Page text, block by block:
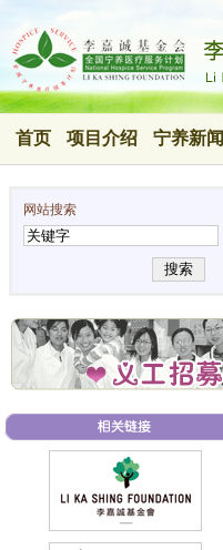
首页 项目介绍 宁养新闻
网站搜索
搜索